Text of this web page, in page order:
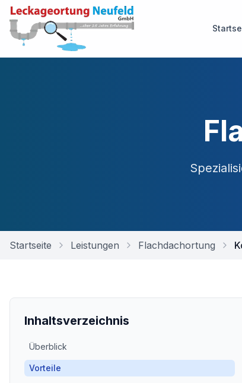
Startseite Leistungen Flachdachortung
Inhaltsverzeichnis
Überblick
Vorteile